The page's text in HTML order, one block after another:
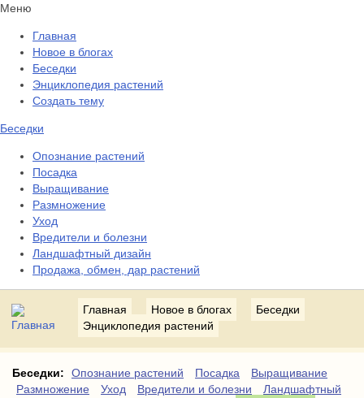
Меню
Главная
Новое в блогах
Беседки
Энциклопедия растений
Создать тему
Беседки
Опознание растений
Посадка
Выращивание
Размножение
Уход
Вредители и болезни
Ландшафтный дизайн
Продажа, обмен, дар растений
Главная Новое в блогах
Беседки
Энциклопедия растений
Беседки: Опознание растений Посадка
Выращивание
Размножение
Уход Вредители и болезни
Ландшафтный